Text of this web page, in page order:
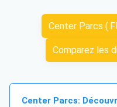
Center Parcs
Comparez les
Center Parcs: